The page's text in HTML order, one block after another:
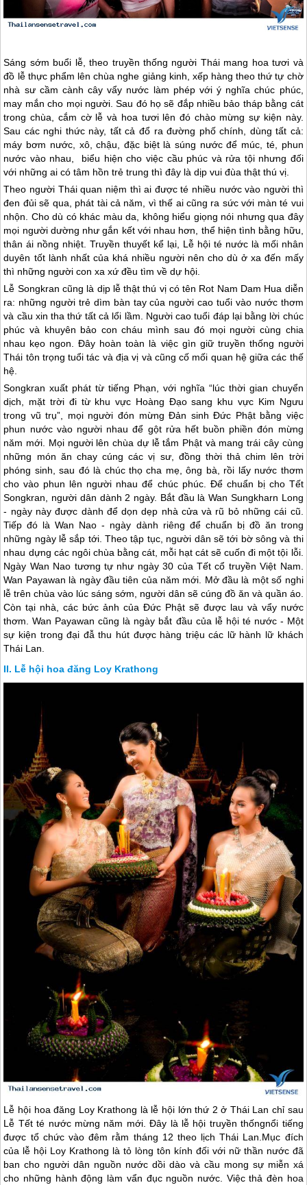
Sáng sớm buổi lễ, theo truyền thống người Thái mang hoa tươi và
đồ lễ thực phẩm lên chùa nghe giảng kinh, xếp hàng theo thứ tự chờ
nhà sư cầm cành cây vẩy nước làm phép với ý nghĩa chúc phúc,
may mắn cho mọi người. Sau đó họ sẽ đắp nhiều bảo tháp bằng cát
trong chùa, cắm cờ lễ và hoa tươi lên đó chào mừng sự kiện này.
Sau các nghi thức này, tất cả đổ ra đường phố chính, dùng tất cả:
máy bơm nước, xô, chậu, đặc biệt là súng nước để múc, té, phun
nước vào nhau, biểu hiện cho việc cầu phúc và rửa tội nhưng đối
với những ai có tâm hồn trẻ trung thì đây là dịp vui đùa thật thú vị.
Theo người Thái quan niệm thì ai được té nhiều nước vào người thì
đen đủi sẽ qua, phát tài cả năm, vì thế ai cũng ra sức với màn té vui
nhộn. Cho dù có khác màu da, không hiểu giọng nói nhưng qua đây
mọi người dường như gắn kết với nhau hơn, thể hiện tình bằng hữu,
thân ái nồng nhiệt. Truyền thuyết kể lại, Lễ hội té nước là mối nhân
duyên tốt lành nhất của khá nhiều người nên cho dù ở xa đến mấy
thì những người con xa xứ đều tìm về dự hội.
Lễ Songkran cũng là dịp lễ thật thú vị có tên Rot Nam Dam Hua diễn
ra: những người trẻ dìm bàn tay của người cao tuổi vào nước thơm
và cầu xin tha thứ tất cả lổi lầm. Người cao tuổi đáp lại bằng lời chúc
phúc và khuyên bảo con cháu mình sau đó mọi người cùng chia
nhau kẹo ngon. Đây hoàn toàn là việc gìn giữ truyền thống người
Thái tôn trọng tuổi tác và địa vị và cũng cố mối quan hệ giữa các thế
hệ.
Songkran xuất phát từ tiếng Phạn, với nghĩa “lúc thời gian chuyển
dịch, mặt trời đi từ khu vực Hoàng Đạo sang khu vực Kim Ngưu
trong vũ trụ”, mọi người đón mừng Đản sinh Đức Phật bằng việc
phun nước vào người nhau để gột rửa hết buồn phiền đón mừng
năm mới. Mọi người lên chùa dự lễ tắm Phật và mang trái cây cùng
những món ăn chay cúng các vị sư, đồng thời thả chim lên trời
phóng sinh, sau đó là chúc thọ cha mẹ, ông bà, rồi lấy nước thơm
cho vào phun lên người nhau để chúc phúc. Để chuẩn bị cho Tết
Songkran, người dân dành 2 ngày. Bắt đầu là Wan Sungkharn Long
- ngày này được dành để dọn dẹp nhà cửa và rũ bỏ những cái cũ.
Tiếp đó là Wan Nao - ngày dành riêng để chuẩn bị đồ ăn trong
những ngày lễ sắp tới. Theo tập tục, người dân sẽ tới bờ sông và thi
nhau dựng các ngôi chùa bằng cát, mỗi hạt cát sẽ cuốn đi một tội lỗi.
Ngày Wan Nao tương tự như ngày 30 của Tết cổ truyền Việt Nam.
Wan Payawan là ngày đầu tiên của năm mới. Mở đầu là một số nghi
lễ trên chùa vào lúc sáng sớm, người dân sẽ cúng đồ ăn và quần áo.
Còn tại nhà, các bức ảnh của Đức Phật sẽ được lau và vẩy nước
thơm. Wan Payawan cũng là ngày bắt đầu của lễ hội té nước - Một
sự kiện trong đại đẫ thu hút được hàng triệu các lữ hành lữ khách
Thái Lan
Lễ hội hoa đăng Loy Krathong
Lễ hội hoa đăng Loy Krathong là lễ hội lớn thứ 2 ở Thái Lan chỉ sau
Lễ Tết té nước mừng năm mới. Đây là lễ hội truyền thốngnổi tiếng
được tổ chức vào đêm rằm tháng 12 theo lịchThái Lan .Mục đích
của lễ hội Loy Krathong là tỏ lòng tôn kính đối với nữ thần nước đã
ban cho người dân nguồn nước dồi dào và cầu mong sự miễn xá
cho những hành động làm vẩn đục nguồn nước. Việc thả đèn hoa